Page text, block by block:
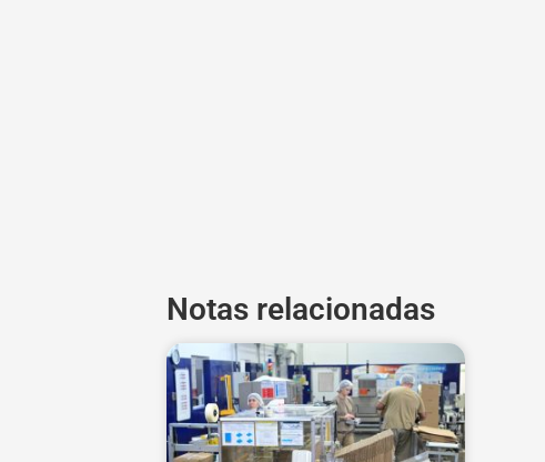
Notas relacionadas